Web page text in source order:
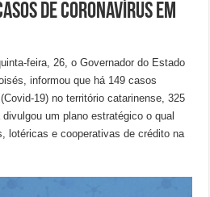
de Coronavírus em
feira, 26, o Governador do Estado
informou que há 149 casos
19) no território catarinense, 325
um plano estratégico o qual
lotéricas e cooperativas de crédito na